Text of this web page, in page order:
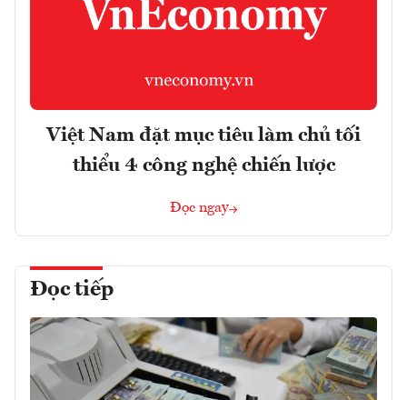
Việt Nam đặt mục tiêu làm chủ tối
thiểu 4 công nghệ chiến lược
Đọc ngay
Đọc tiếp